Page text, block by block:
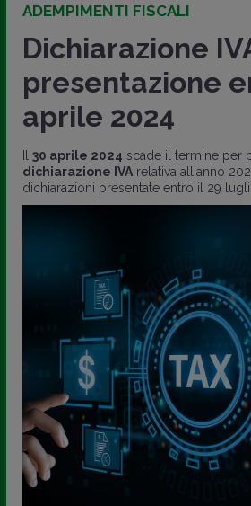
ADEMPIMENTI FISCALI
Dichiarazione
presentazione
aprile 2024
30 aprile 2024 scade il termine per
dichiarazione IVA relativa all'anno
dichiarazioni presentate entro il 29